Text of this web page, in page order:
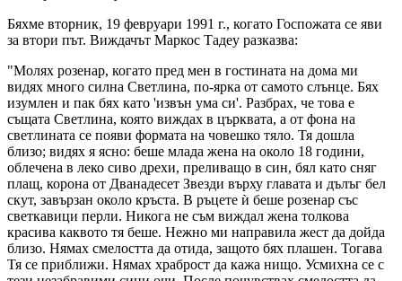
Бяхме вторник, 19 февруари 1991 г., когато Госпожата се яви
за втори път. Виждачът Маркос Тадеу разказва:
"Молях розенар, когато пред мен в гостината на дома ми
видях много силна Светлина, по-ярка от самото слънце. Бях
изумлен и пак бях като 'извън ума си'. Разбрах, че това е
същата Светлина, която виждах в църквата, а от фона на
светлината се появи формата на човешко тяло. Тя дошла
близо; видях я ясно: беше млада жена на около 18 години,
облечена в леко сиво дрехи, преливащо в син, бял като сняг
плащ, корона от Дванадесет Звезди върху главата и дълъг бел
скут, завързан около кръста. В ръцете ѝ беше розенар със
светкавици перли. Никога не съм виждал жена толкова
красива каквото тя беше. Нежно ми направила жест да дойда
близо. Нямах смелостта да отида, защото бях плашен. Тогава
Тя се приближи. Нямах храброст да кажа нищо. Усмихна се с